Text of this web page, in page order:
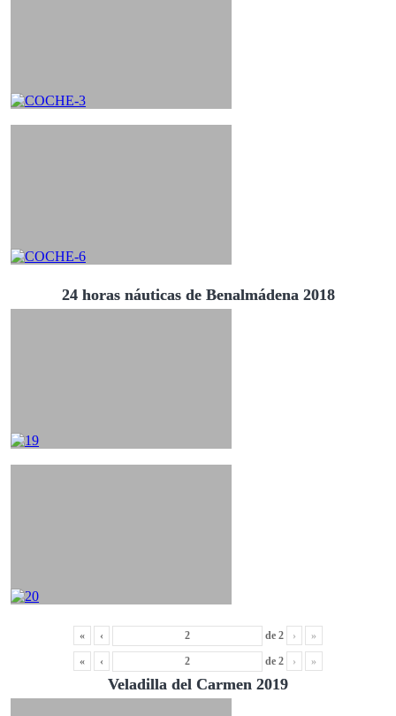
24 horas náuticas de Benalmádena 2018
« ‹ de 2 › »
« ‹ de 2 › »
Veladilla del Carmen 2019